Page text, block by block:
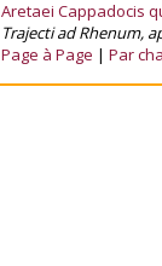
Aretaei Cappadocis
Trajecti ad Rhenum,
Page à Page
Par